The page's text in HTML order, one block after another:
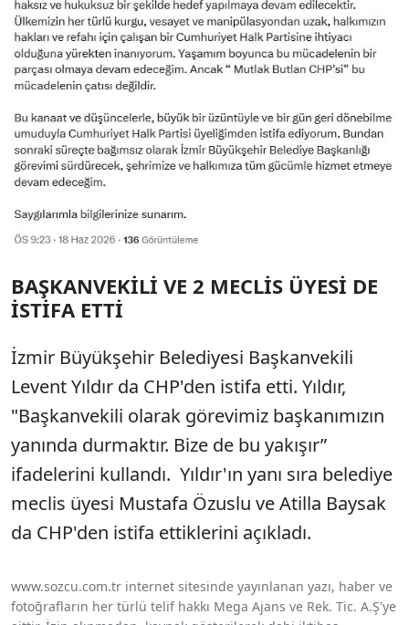
BAŞKANVEKİLİ VE 2 MECLİS ÜYESİ DE
İSTİFA ETTİ
İzmir Büyükşehir Belediyesi Başkanvekili
Levent Yıldır da CHP'den istifa etti. Yıldır,
"Başkanvekili olarak görevimiz başkanımızın
yanında durmaktır. Bize de bu yakışır”
ifadelerini kullandı. Yıldır'ın yanı sıra belediye
meclis üyesi Mustafa Özuslu ve Atilla Baysak
da CHP'den istifa ettiklerini açıkladı.
www.sozcu.com.tr internet sitesinde yayınlanan yazı, haber ve
fotoğrafların her türlü telif hakkı Mega Ajans ve Rek. Tic. A.Ş'ye